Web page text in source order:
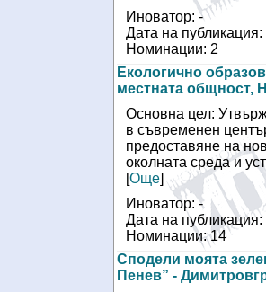
Иноватор: -
Дата на
Номинации: 2
Екологично
местната общност,
Основна цел:
в съвременен
предоставяне на
околната среда и
[Още]
Иноватор: -
Дата на
Номинации: 14
Сподели моята
Пенев” -